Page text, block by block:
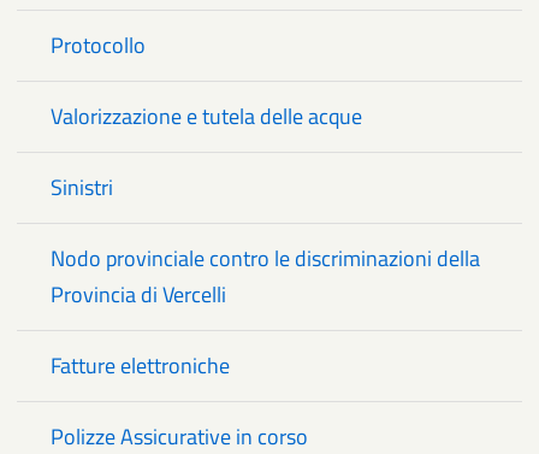
Protocollo
Valorizzazione e tutela delle acque
Sinistri
Nodo provinciale contro le discriminazioni della
Provincia di Vercelli
Fatture elettroniche
Polizze Assicurative in corso